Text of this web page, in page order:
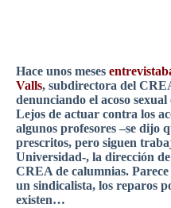
Hace unos meses
Valls, subdirectora del
denunciando el acoso
Lejos de actuar contra los
algunos profesores –se dijo
prescritos, pero siguen
Universidad-, la dirección
CREA de calumnias.
un sindicalista, los reparos
existen…